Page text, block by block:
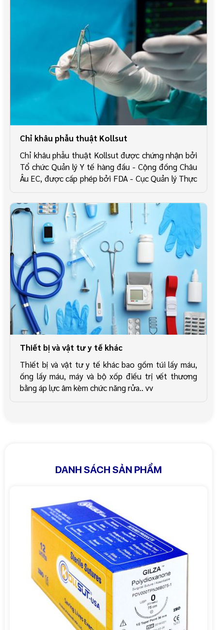
Chỉ khâu phẫu thuật Kollsut
Chỉ khâu phẫu thuật Kollsut được chứng nhận bởi
Tổ chức Quản lý Y tế hàng đầu - Cộng đồng Châu
Âu EC, được cấp phép bởi FDA - Cục Quản lý Thực
phẩm và Dược phẩm Hoa Kỳ và được sản xuất tại
nhà máy đạt tiêu chuẩn yêu cầu ISO
Thiết bị và vật tư y tế khác
Thiết bị và vật tư y tế khác bao gồm túi lấy máu,
ống lấy máu, máy và bộ xốp điều trị vết thương
bằng áp lực âm kèm chức năng rửa.. vv
DANH SÁCH SẢN PHẨM